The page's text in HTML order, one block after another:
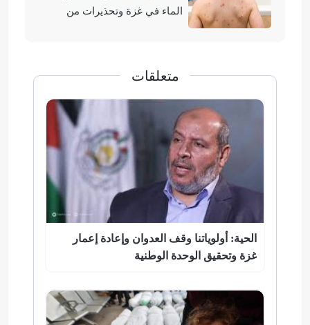
الماء في غزة وتحذيرات من
متعلقات
الحية: أولوياتنا وقف العدوان وإعادة إعمار
غزة وتحقيق الوحدة الوطنية